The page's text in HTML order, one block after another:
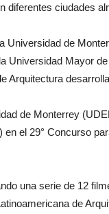
diferentes ciudades
Universidad de
Universidad Mayor
Arquitectura
de Monterrey
el 29° Concurso
una serie de 12
de